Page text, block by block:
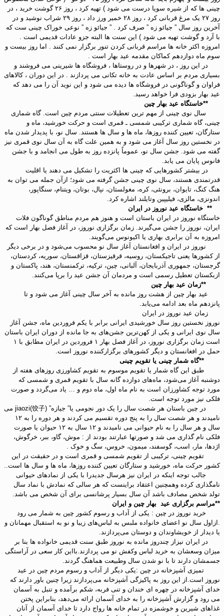
چینی ها که از شیره سویا درست می شود ) تهیه کرد ، روز ۲۶ گوشت خرید ، در
روز ۲۷ یک مرغ قربانی کرد ، روز ۲۸ خمیر ورز داد ، روز ۲۹ شراب نوشید و در
آخرین روز سال ” جیائو زه ” صرف کرد . ” جیائو زه ” نوعی خوراک چینی ست که
با آرد و گوشت تهیه می شود ) این سنت ها البته جزو عادات قدیمی است .
امروزه اکثر خانه ها مراسم قربانی کردن تنور برگزار نمی کنند . اما روز بیست و
سوم ماه دوازدهم کماکان مقدمه عید بهار است .
در این روز ، در شهرها و در روستاها ، فروشگاه ها شیرینی می فروشند و
بسیاری مردم بر اساس عادت به خانه تکانی می پردازند . در این دوران ، کالاهای
فراوان و گوناگونی در فروشگاه ها دیده می شود و این نوید آن را می دهد که
عید بهار بزودی فرا خواهد رسید.
**خاستگاه عید بهار چین
سال نوی چینی از مهم ترین تعطیلات سنتی مردم چین است. گاه شماری
چینی، گاه شماری ترکیبی شمسی ـ قمری است و حرکت خورشید، ماه و
ستارگان، تعیین کننده روزها، ماه ها و سال ها هستند. سال نو، با پدیدار شدن ماه
در نخستین روز سال آغاز می شود و به همین علت گاه به آن سال نوی قمری نیز
گفته می شود. جشن سال نو، عموماً پانزده روز به طول می انجامد و با جشن
فانوس پایان می یابد.
در بیشتر کشورهایی که چینی ها اکثریت را تشکیل می دهند یا اقلیت
قدرتمندی هستند، سال نوی چینی جشن گرفته می شود؛ ازآن جمله می توان به
هنگ کنگ، تایوان، برونئی، کره، مغولستان، نپال، بوتان، ویتنام، سنگاپور،
اندونزی، مالزی، فیلیپین وتایلند اشاره کرد.
** خاستگاه عید نوروز در ایران
خاستگاه نوروز در ایران باستان است و هنوز هم مردم مناطق گوناگون فلات
ایران، نوروز را جشن می‌گیرند. زمان برگزاری نوروز، در آغاز فصل بهار است که
امروزه به آن برابری بهاری یا اکیونوس می‌گویند.
نوروز در ایران و افغانستان آغاز سال نو محسوب می‌شود و در برخی دیگر
از کشورها یعنی تاجیکستان، روسیه، قرقیزستان، قزاقستان، سوریه، کردستان،
گرجستان، جمهوری آذربایجان، آلبانی، چین، ترکیه، ترکمنستان، هند، پاکستان و
ازبکستان تعطیل رسمی است و مردمان آن جشن عید را برپا می‌کنند.
**زمان عید بهار چین
عید بهار چین از هشت روز مانده به آخر سال چینی آغاز می شود و تا
پانزدهم ماه بعد ادامه می‌یابد.
زمان عید نوروز در ایران
نوروز نخستین روز سال خورشیدی ایرانی برابر با یکم فروردین ماه، جشن آغاز
سال نوی ایرانی و یکی از کهن‌ترین جشن‌های به جا مانده از دوران ایران باستان
است زمان برگزاری نوروز، در آغاز فصل بهار ۱ فروردین در ایران مطابق با ۱
حمل در افغانستان و دیگر کشورهای برگزارکننده نوروز است.
**گاه شمار چینی یا تقویم چینی
طبق این گاه شمار یا تقویم موسوم به تقویم کشاورزی روزهای هفته از
دوشنبه آغاز می‌شود، ماه‌های دوازده گانه سال با تقویم قمری و شمسی که
مورد توجه کشاورزان است به نام ماه اول، ماه دوم و … یاد می‌گردد و صورت
فلکی نیز مورد توجه است.
در چین باستان هر شصت سال را یک دور نجومی یا” جیازه” jiaozi(饺子) می
نامیدند و هر شصت سال را به پنج دوره تقسیم می کردند و هر دوره را به ۱۲
سال و هر سال را به نام حیوانی می نامیدند و ۱۲ سال به ۱۲ حیوان یا صورت
فلکی نام گذاری می شد و صورتها عبارتند بودند از : موش، گاو، ببر، خرگوش،
اژدها، مار، اسب، گوسفند، میمون، خروس، سگ و خوک .
تقویم چینی، ترکیبی از تقویم شمسی و قمری است و در حقیقت در این
کشور حرکت ماه، خورشید و ستارگان تعیین کننده روزها، ماه ها و سال ها است..
جالب توجه اینکه در ایران نیز هرسال جدیدرا با یکی از نمادهای حیوانی
نامگذاری کرده وهمچنین اعتقاد براینست که هر سالی که نمادش با نماد سال
تولد شخص مصادف باشد آن سال بسیار پرشانسی برای آن شخص می باشد.
**مراسم برگزاری عید بهار چین و ایران
خرید نوروز در چین : یکی از آداب و رسوم کشور چین به شمار می رود
.ازاول سال نو اعضای خانواده ملبس به لباس‌های زیبا و نو به استقبال مهمانان و
یا دیدار از خویشاوندان و دوستان می‌پردازند.
در ایران نیزاز چندروز مانده به نوروز طبق سنت قدیمی خانواده ها بنا بر
میزان وسعشان به خرید لباس وکفش نو می پردازند.بااین کار سعی در آراستگی
جسمشان دارند تا با نو شدن سال وطبیعت هماهنگ گردند.
تمیزی آشپزخانه در چین :یکی دیگر از آداب و رسوم مردم چین در عید
نوروز است.از این روز به پاکیزگی آشپزخانه می‌پردازند زیرا چنین باور دارند که
خدای آشپزخانه در چهره ای خندان و تنی فربه، شکم برآمده و تنبل به آسمان
می رود و گزارش آشپزخانه را به خدای آسمان ارائه می‌دهد، بنابراین پختن
غذاهای شیرین و خوشمزه در تمام خانه ها رواج دارد تا خدای آسمان از آنان